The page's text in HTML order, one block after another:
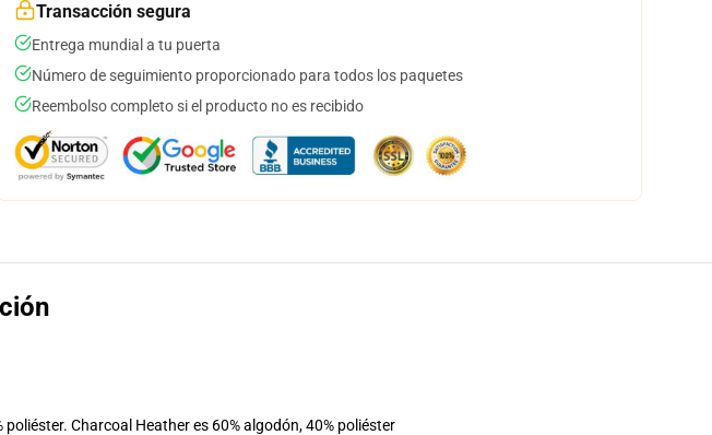
Transacción segura
Entrega mundial a tu puerta
Número de seguimiento proporcionado para todos los paquetes
Reembolso completo si el producto no es recibido
Charcoal Heather es 60% algodón, 40% poliéster